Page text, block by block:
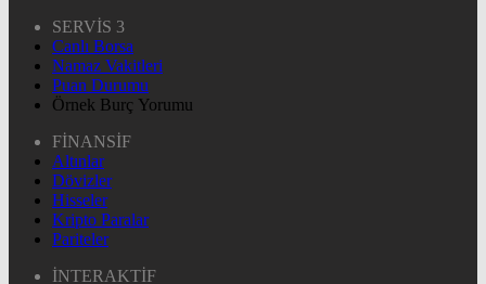
SERVİS 3
Canlı Borsa
Namaz Vakitleri
Puan Durumu
Örnek Burç Yorumu
FİNANSİF
Altınlar
Dövizler
Hisseler
Kripto Paralar
Pariteler
İNTERAKTİF